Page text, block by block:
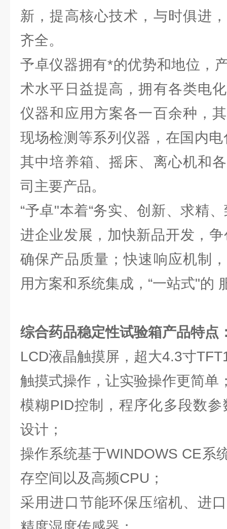
新，提高核心技术，与时俱进
齐全。
予卓仪器拥有*的优势和地位，
术水平日益提高，拥有各类电
仪器和应用方案各一百余种，
现场检测等系列仪器，在国内
其中培养箱、摇床、离心机和
司主要产品。
“予卓"本着“务实、创新、求精
进企业发展，加快新品开发，
确保产品质量；快速响应机制
用方案和系统集成，“一站式"的
综合药品稳定性试验箱产品特点
LCD液晶触摸屏，超大4.3寸
触摸式操作，让实验操作更简单
模糊PID控制，程序化多段数
设计；
操作系统基于WINDOWS CE系
存空间以及高频CPU；
采用进口节能环保压缩机、进